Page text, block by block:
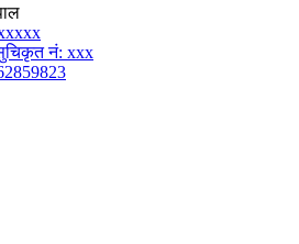
नं: xxx